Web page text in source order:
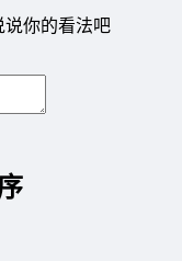
说你的看法吧